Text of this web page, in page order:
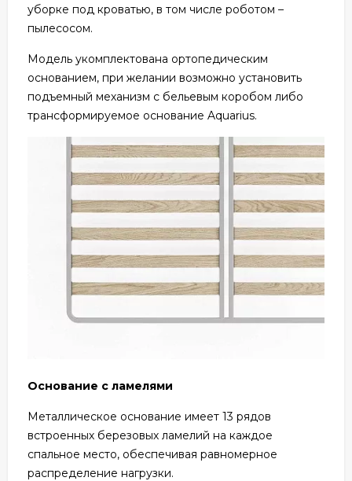
уборке под кроватью, в том числе роботом –
пылесосом.
Модель укомплектована ортопедическим
основанием, при желании возможно установить
подъемный механизм с бельевым коробом либо
трансформируемое основание Aquarius.
Основание с ламелями
Металлическое основание имеет 13 рядов
встроенных березовых ламелий на каждое
спальное место, обеспечивая равномерное
распределение нагрузки.